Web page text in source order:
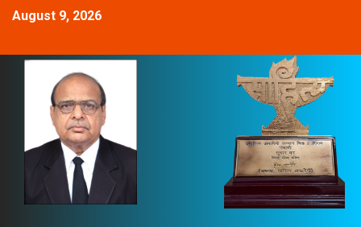
August 9, 2026